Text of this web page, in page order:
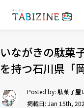
いながきの駄菓
を持つ石川県「
Posted by: 駄菓子屋
掲載日: Jan 15th,